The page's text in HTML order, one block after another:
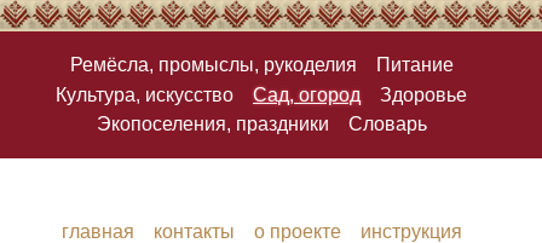
Ремёсла, промыслы, рукоделия
Питание
Культура, искусство
Сад, огород
Здоровье
Экопоселения, праздники
Словарь
главная контакты о проекте инструкция